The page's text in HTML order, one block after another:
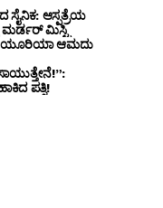
ಸೈನಿಕ: ಆಸ್ಪತ್ರೆಯ
ಮಿಸ್ಟ್ರಿ
ಯೂರಿಯಾ ಆಮದು
ಪತ್ನಿ!